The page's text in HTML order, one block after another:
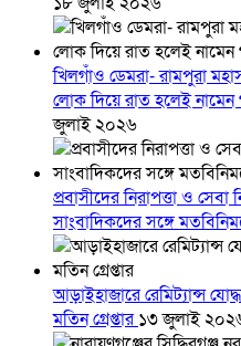
খিলগাঁও ডেমরা- রামপুরা
লোক দিয়ে রাত হলেই নামেন
জুলাই ২০২৬
প্রবাসীদের নিরাপত্তা ও সেবা
সাংবাদিকদের সঙ্গে
আড়াইহাজারে রেমিট্যান্স
মতিন গ্রেপ্তার১৩ জুলাই